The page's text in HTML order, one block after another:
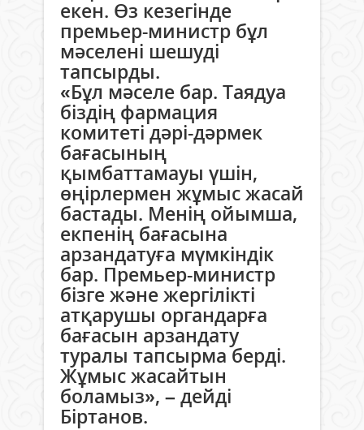
екен. Өз кезегінде
премьер-министр бұл
мәселені шешуді
тапсырды.
«Бұл мәселе бар. Таядуа
біздің фармация
комитеті дәрі-дәрмек
бағасының
қымбаттамауы үшін,
өңірлермен жұмыс жасай
бастады. Менің ойымша,
екпенің бағасына
арзандатуға мүмкіндік
бар. Премьер-министр
бізге және жергілікті
атқарушы органдарға
бағасын арзандату
туралы тапсырма берді.
Жұмыс жасайтын
боламыз», – дейді
Біртанов.